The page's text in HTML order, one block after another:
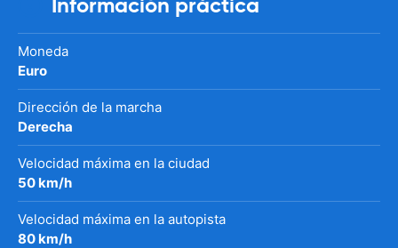
Moneda
Euro
Dirección de la marcha
Derecha
Velocidad máxima en la ciudad
50 km/h
Velocidad máxima en la autopista
80 km/h